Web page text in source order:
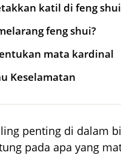
katil di feng shui
feng shui?
mata kardinal
Keselamatan
penting di dalam
pada apa yang